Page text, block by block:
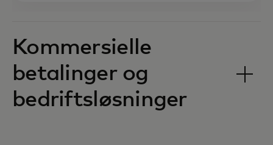
Kommersielle
betalinger og
bedriftsløsninger